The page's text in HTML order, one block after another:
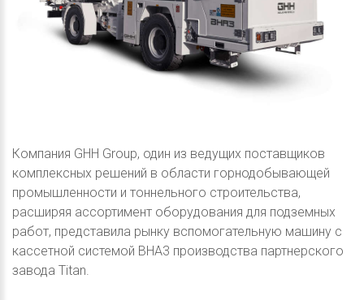
Компания GHH Group, один из ведущих поставщиков
комплексных решений в области горнодобывающей
промышленности и тоннельного строительства,
расширяя ассортимент оборудования для подземных
работ, представила рынку вспомогательную машину с
кассетной системой BHA3 производства партнерского
завода Titan.